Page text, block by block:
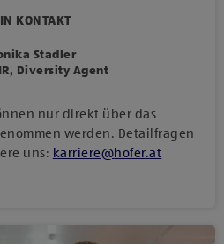
KONTAKT
Stadler
Diversity Agent
nur direkt über das
werden. Detailfragen
uns: karriere@hofer.at